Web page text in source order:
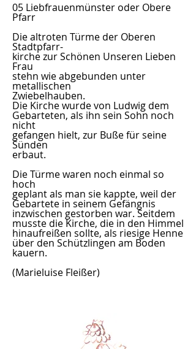
05 Liebfrauenmünster oder Obere
Pfarr
Die altroten Türme der Oberen
Stadtpfarr-
kirche zur Schönen Unseren Lieben
Frau
stehn wie abgebunden unter
metallischen
Zwiebelhauben.
Die Kirche wurde von Ludwig dem
Gebarteten, als ihn sein Sohn noch
nicht
gefangen hielt, zur Buße für seine
Sünden
erbaut.
Die Türme waren noch einmal so
hoch
geplant als man sie kappte, weil der
Gebartete in seinem Gefängnis
inzwischen gestorben war. Seitdem
musste die Kirche, die in den Himmel
hinaufreißen sollte, als riesige Henne
über den Schützlingen am Boden
kauern.
(Marieluise Fleißer)